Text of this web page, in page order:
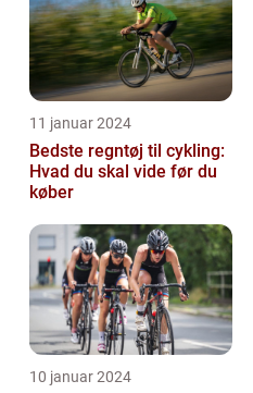
11 januar 2024
Bedste regntøj til cykling:
Hvad du skal vide før du
køber
10 januar 2024